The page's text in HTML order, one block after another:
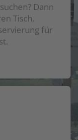
Dann
Tisch.
für